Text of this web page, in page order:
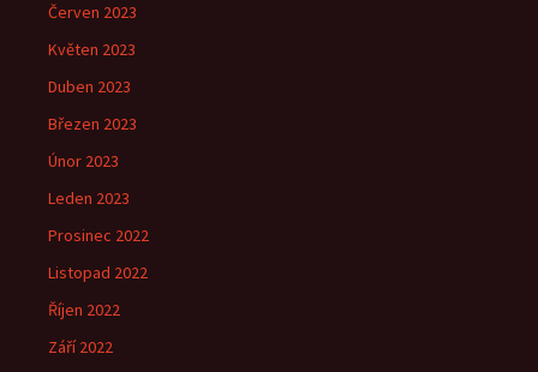
Červen 2023
Květen 2023
Duben 2023
Březen 2023
Únor 2023
Leden 2023
Prosinec 2022
Listopad 2022
Říjen 2022
Září 2022